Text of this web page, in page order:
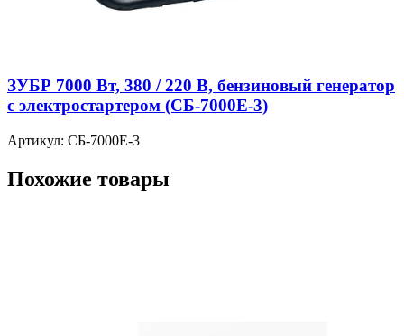
ЗУБР 7000 Вт, 380 / 220 В, бензиновый генератор
с электростартером (СБ-7000Е-3)
Артикул: СБ-7000Е-3
Похожие товары